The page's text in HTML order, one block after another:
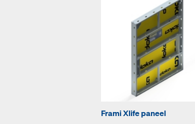
Frami Xlife paneel